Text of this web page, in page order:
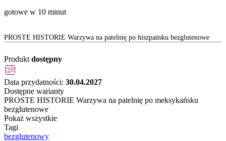
gotowe w 10 minut
PROSTE HISTORIE Warzywa na patelnię po hiszpańsku bezglutenowe
Produkt dostępny
Data przydatności: 30.04.2027
Dostępne warianty
PROSTE HISTORIE Warzywa na patelnię po meksykańsku
bezglutenowe
Pokaż wszystkie
Tagi
bezglutenowy